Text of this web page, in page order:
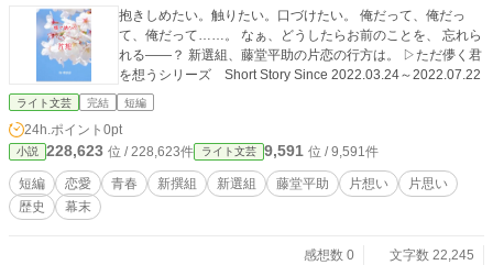
抱きしめたい。触りたい。口づけたい。 俺だって、俺だっ
て、俺だって……。 なぁ、どうしたらお前のことを、 忘れら
れる――？ 新選組、藤堂平助の片恋の行方は。 ▷ただ儚く君
を想うシリーズ Short Story Since 2022.03.24～2022.07.22
ライト文芸 完結 短編
24h.ポイント 0pt
小説 228,623 位 / 228,623件 ライト文芸 9,591 位 / 9,591件
短編 恋愛 青春 新撰組 新選組 藤堂平助 片想い
片思い
歴史
幕末
感想数 0
文字数 22,245